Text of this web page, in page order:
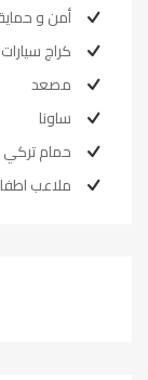
أمن و
كراج سيارات
مصعد
ساونا
حمام تركي
ملاعب